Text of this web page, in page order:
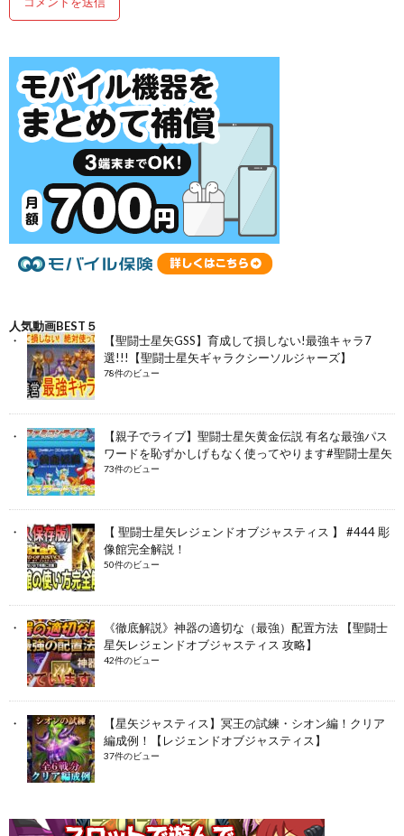
人気動画BEST５
【聖闘士星矢GSS】育成して損しない!最強キャラ7
選!!!【聖闘士星矢ギャラクシーソルジャーズ】
78件のビュー
【親子でライブ】聖闘士星矢黄金伝説 有名な最強パス
ワードを恥ずかしげもなく使ってやります#聖闘士星矢
73件のビュー
【 聖闘士星矢レジェンドオブジャスティス 】 #444 彫
像館完全解説！
50件のビュー
《徹底解説》神器の適切な（最強）配置方法 【聖闘士
星矢レジェンドオブジャスティス 攻略】
42件のビュー
【星矢ジャスティス】冥王の試練・シオン編！クリア
編成例！【レジェンドオブジャスティス】
37件のビュー